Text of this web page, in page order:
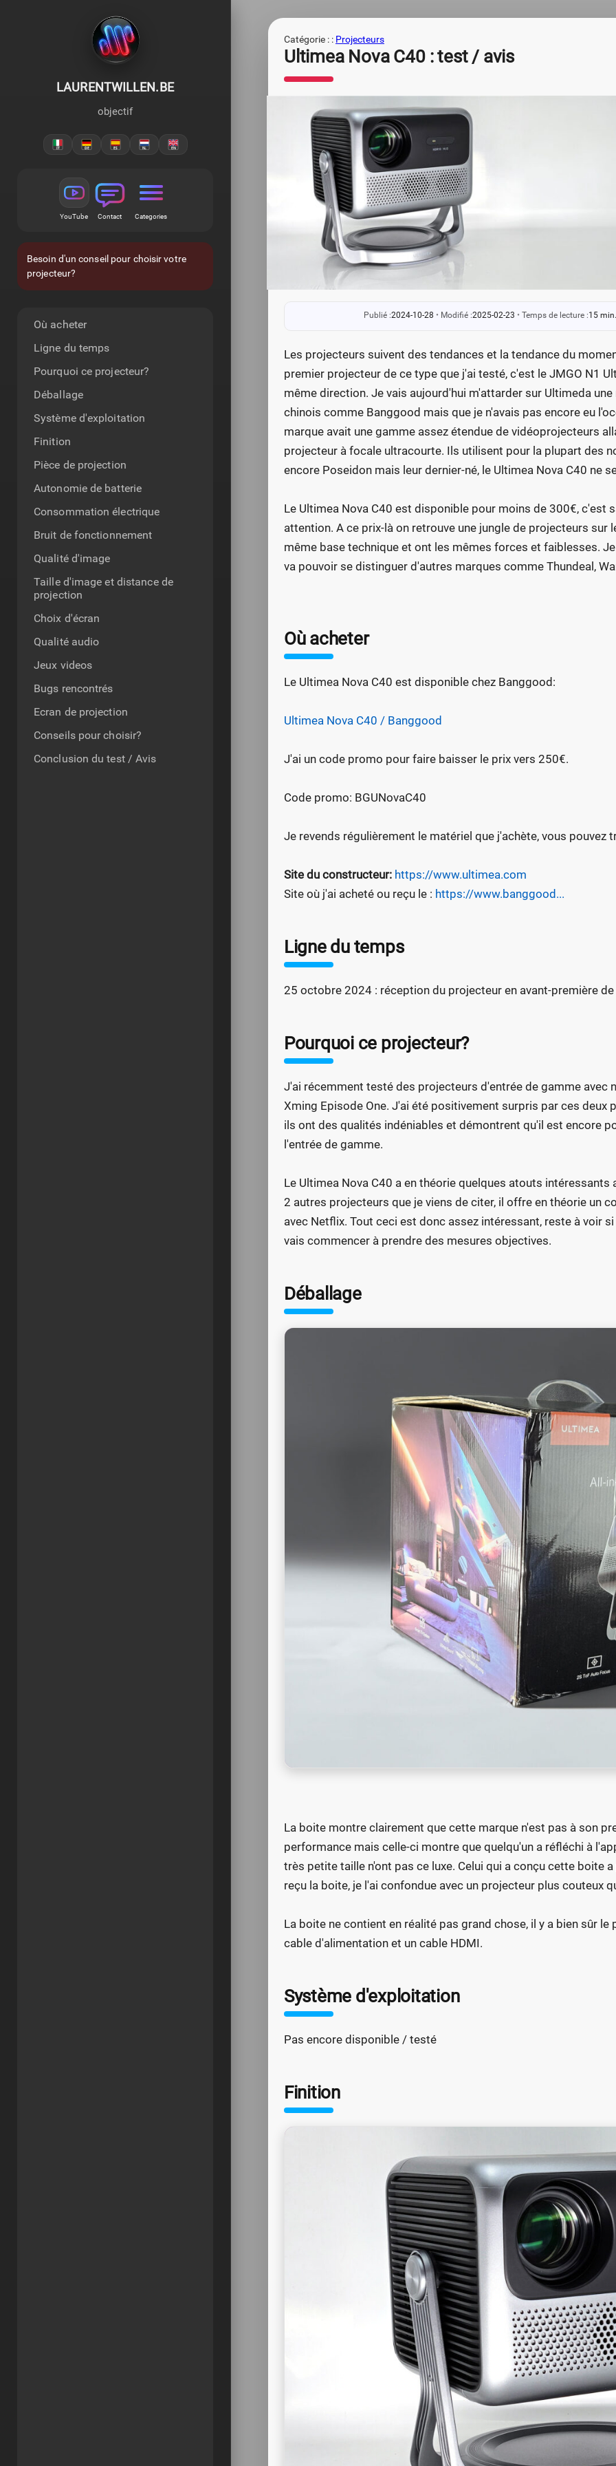
LAURENTWILLEN.BE
objectif
YouTube Contact Categories
Besoin d'un conseil pour choisir votre
projecteur?
Où acheter
Ligne du temps
Pourquoi ce projecteur?
Déballage
Système d'exploitation
Finition
Pièce de projection
Autonomie de batterie
Consommation électrique
Bruit de fonctionnement
Qualité d'image
Taille d'image et distance de
projection
Choix d'écran
Qualité audio
Jeux videos
Bugs rencontrés
Ecran de projection
Conseils pour choisir?
Conclusion du test / Avis
Catégorie : : Projecteurs
Ultimea Nova C40 : test / avis
Publié :2024-10-28 • Modifié :2025-02-23 • Temps de lecture :15 min.
Les projecteurs suivent des tendances et la tendance du
premier projecteur de ce type que j'ai testé, c'est le JMGO N1
même direction. Je vais aujourd'hui m'attarder sur Ultimeda
chinois comme Banggood mais que je n'avais pas encore eu
marque avait une gamme assez étendue de vidéoprojecteurs
projecteur à focale ultracourte. Ils utilisent pour la plupart des
encore Poseidon mais leur dernier-né, le Ultimea Nova C40 ne
Le Ultimea Nova C40 est disponible pour moins de 300€, c'est
attention. A ce prix-là on retrouve une jungle de projecteurs
même base technique et ont les mêmes forces et faiblesses.
va pouvoir se distinguer d'autres marques comme Thundeal,
Où acheter
Le Ultimea Nova C40 est disponible chez Banggood:
Ultimea Nova C40 / Banggood
J'ai un code promo pour faire baisser le prix vers 250€.
Code promo: BGUNovaC40
Je revends régulièrement le matériel que j'achète, vous pouvez
Site du constructeur: https://www.ultimea.com
Site où j'ai acheté ou reçu le : https://www.banggood...
Ligne du temps
25 octobre 2024 : réception du projecteur en avant-première
Pourquoi ce projecteur?
J'ai récemment testé des projecteurs d'entrée de gamme avec
Xming Episode One. J'ai été positivement surpris par ces
ils ont des qualités indéniables et démontrent qu'il est encore
l'entrée de gamme.
Le Ultimea Nova C40 a en théorie quelques atouts
2 autres projecteurs que je viens de citer, il offre en théorie un
avec Netflix. Tout ceci est donc assez intéressant, reste à voir
vais commencer à prendre des mesures objectives.
Déballage
La boite montre clairement que cette marque n'est pas à son
performance mais celle-ci montre que quelqu'un a réfléchi à
très petite taille n'ont pas ce luxe. Celui qui a conçu cette boite
reçu la boite, je l'ai confondue avec un projecteur plus couteux
La boite ne contient en réalité pas grand chose, il y a bien sûr
cable d'alimentation et un cable HDMI.
Système d'exploitation
Pas encore disponible / testé
Finition